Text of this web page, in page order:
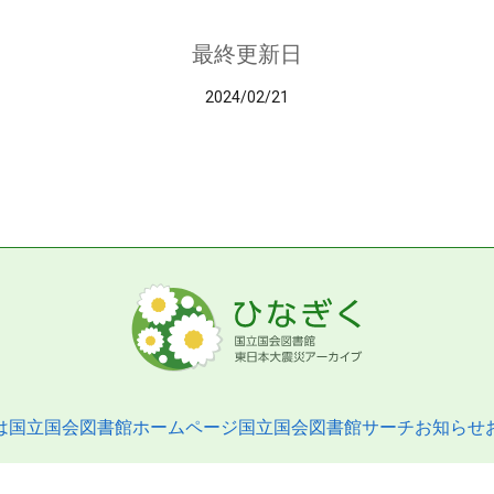
最終更新日
2024/02/21
国立国会図書館ホームページ国立国会図書館サーチお知らせ